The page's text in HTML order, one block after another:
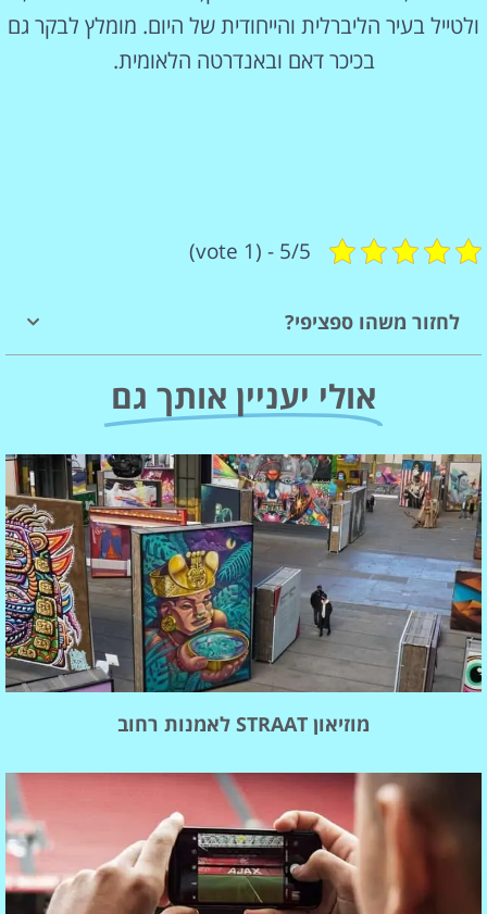
ולטייל בעיר הליברלית והייחודית של היום. מומלץ לבקר גם
בכיכר דאם ובאנדרטה הלאומית.
5/5 - (1 vote)
לחזור משהו ספציפי?
אולי יעניין אותך גם
מוזיאון STRAAT לאמנות רחוב